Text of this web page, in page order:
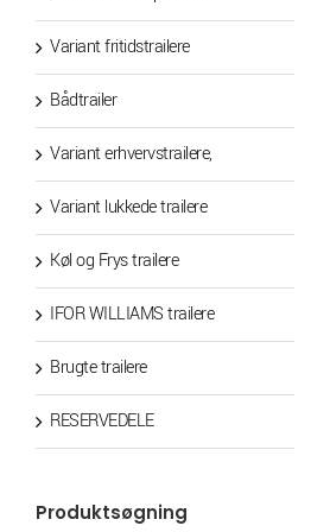
Variant fritidstrailere
Bådtrailer
Variant erhvervstrailere,
Variant lukkede trailere
Køl og Frys trailere
IFOR WILLIAMS trailere
Brugte trailere
RESERVEDELE
Produktsøgning